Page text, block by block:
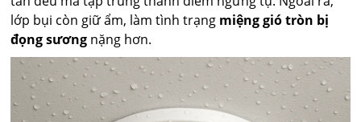
lớp bụi còn giữ ẩm, làm tình trạng miệng gió tròn bị
đọng sương nặng hơn.